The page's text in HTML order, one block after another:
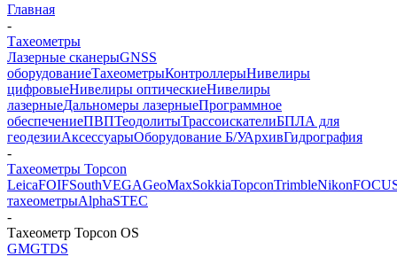
Главная
-
Тахеометры
Лазерные сканерыGNSS
оборудованиеТахеометрыКонтроллерыНивелиры
цифровыеНивелиры оптическиеНивелиры
лазерныеДальномеры лазерныеПрограммное
обеспечениеПВПТеодолитыТрассоискателиБПЛА для
геодезииАксессуарыОборудование Б/УАрхивГидрография
-
Тахеометры Topcon
LeicaFOIFSouthVEGAGeoMaxSokkiaTopconTrimbleNikon
тахеометрыAlphaSTEC
-
Тахеометр Topcon OS
GMGTDS